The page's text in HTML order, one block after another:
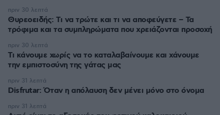
Θυρεοειδής: Τι να τρώτε και τι να αποφεύγετε – Τα
τρόφιμα και τα συμπληρώματα που χρειάζονται προσοχή
πριν 30 λεπτά
Τι κάνουμε χωρίς να το καταλαβαίνουμε και χάνουμε
την εμπιστοσύνη της γάτας μας
πριν 30 λεπτά
Disfrutar: Όταν η απόλαυση δεν μένει μόνο στο όνομα
πριν 31 λεπτά
πριν 31 λεπτά